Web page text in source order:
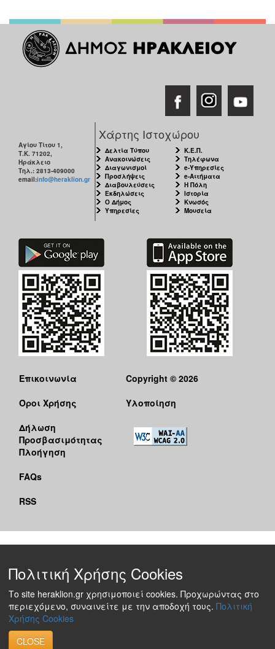
Αγίου Τίτου 1,
Τ.Κ. 71202,
Ηράκλειο
Τηλ.: 2813-409000
email:info@heraklion.gr
Χάρτης Ιστοχώρου
Δελτία Τύπου
Ανακοινώσεις
Διαγωνισμοί
Προσλήψεις
Διαβουλεύσεις
Εκδηλώσεις
Ο Δήμος
Υπηρεσίες
Κ.Ε.Π.
Τηλέφωνα
e-Υπηρεσίες
e-Αιτήματα
Η Πόλη
Ιστορία
Κνωσός
Μουσεία
Επικοινωνία
Όροι Χρήσης
Δήλωση
Προσβασιμότητας
Πλοήγηση
FAQs
RSS
Copyright © 2026
Υλοποίηση
Πολιτική Χρήσης Cookies
Το site heraklion.gr χρησιμοποιεί cookies. Προχωρώντας στο
περιεχόμενο, συναινείτε με την αποδοχή τους. Πολιτική
Χρήσης Cookies
CLOSE